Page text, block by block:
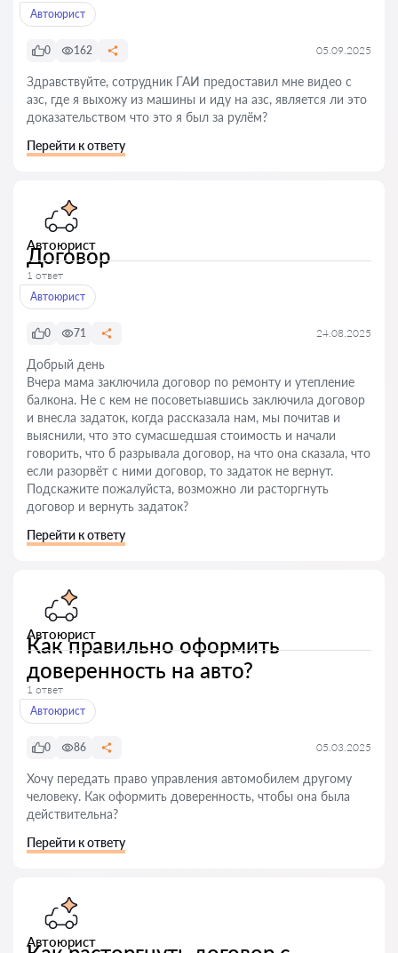
Автоюрист
0 162 05.09.2025
Здравствуйте, сотрудник ГАИ предоставил мне видео с
азс, где я выхожу из машины и иду на азс, является ли это
доказательством что это я был за рулём?
Перейти к ответу
Автоюрист
Договор
1 ответ
Автоюрист
0 71 24.08.2025
Добрый день
Вчера мама заключила договор по ремонту и утепление
балкона. Не с кем не посоветыавшись заключила договор
и внесла задаток, когда рассказала нам, мы почитав и
выяснили, что это сумасшедшая стоимость и начали
говорить, что б разрывала договор, на что она сказала, что
если разорвёт с ними договор, то задаток не вернут.
Подскажите пожалуйста, возможно ли расторгнуть
договор и вернуть задаток?
Перейти к ответу
Автоюрист
Как правильно оформить
доверенность на авто?
1 ответ
Автоюрист
0 86 05.03.2025
Хочу передать право управления автомобилем другому
человеку. Как оформить доверенность, чтобы она была
действительна?
Перейти к ответу
Автоюрист